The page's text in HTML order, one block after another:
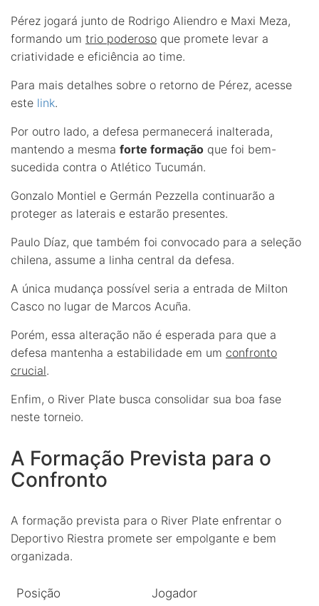
Pérez jogará junto de Rodrigo Aliendro e Maxi Meza,
formando um trio poderoso que promete levar a
criatividade e eficiência ao time.
Para mais detalhes sobre o retorno de Pérez, acesse
este link.
Por outro lado, a defesa permanecerá inalterada,
mantendo a mesma forte formação que foi bem-
sucedida contra o Atlético Tucumán.
Gonzalo Montiel e Germán Pezzella continuarão a
proteger as laterais e estarão presentes.
Paulo Díaz, que também foi convocado para a seleção
chilena, assume a linha central da defesa.
A única mudança possível seria a entrada de Milton
Casco no lugar de Marcos Acuña.
Porém, essa alteração não é esperada para que a
defesa mantenha a estabilidade em um confronto
crucial.
Enfim, o River Plate busca consolidar sua boa fase
neste torneio.
A Formação Prevista para o
Confronto
A formação prevista para o River Plate enfrentar o
Deportivo Riestra promete ser empolgante e bem
organizada.
Posição Jogador